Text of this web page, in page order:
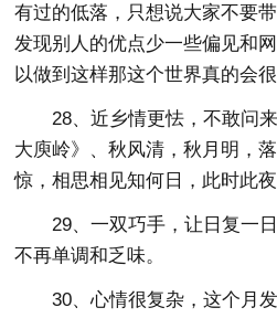
有过的低落，只想说大家不要
发现别人的优点少一些偏见和
以做到这样那这个世界真的会很
28、近乡情更怯，不敢问
大庾岭》、秋风清，秋月明，
惊，相思相见知何日，此时此夜
29、一双巧手，让日复一日
不再单调和乏味。
30、心情很复杂，这个月发